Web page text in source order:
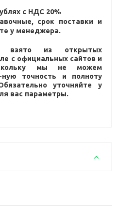
с НДС 20%
срок поставки и
у менеджера.
взято из открытых
с официальных сайтов и
мы не можем
ную точность и полноту
уточняйте у
вас параметры.